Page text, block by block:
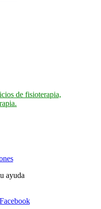
de fisioterapia,
ayuda